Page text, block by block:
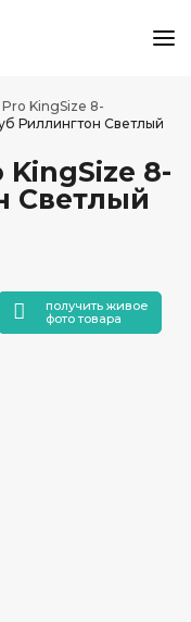
Pro KingSize 8-
Риллингтон Светлый
8-
Светлый
получить живое
фото товара